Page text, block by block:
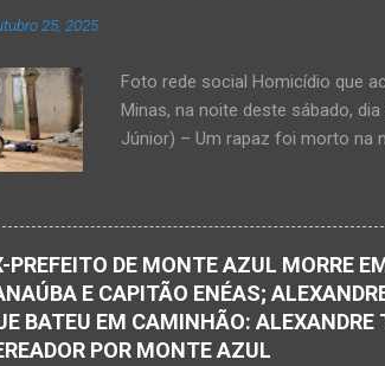
desde quando nasceu. Que o
Que o Nosso Senhor dê forças
25, 2025
Foto rede social Homicídio que
Minas, na noite deste sábado,
Júnior) – Um rapaz foi morto na
Caldas, bairro Boa Vista, região
Serra Geral, no Norte de Minas.
Polícia Militar de Janaúba quanto
Janaúba. Henrique Pereira
no chão. Ele teria sido alvo de
vítima. Henrique não resistiu e
PREFEITO DE MONTE AZUL MORRE
E CAPITÃO ENÉAS;
BATEU EM CAMINHÃO:
POR MONTE AZUL